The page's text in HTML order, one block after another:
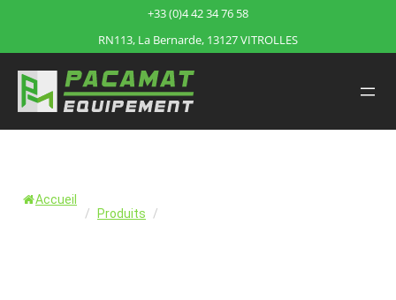
+33 (0)4 42 34 76 58
RN113, La Bernarde, 13127 VITROLLES
Accueil
/
Produits /